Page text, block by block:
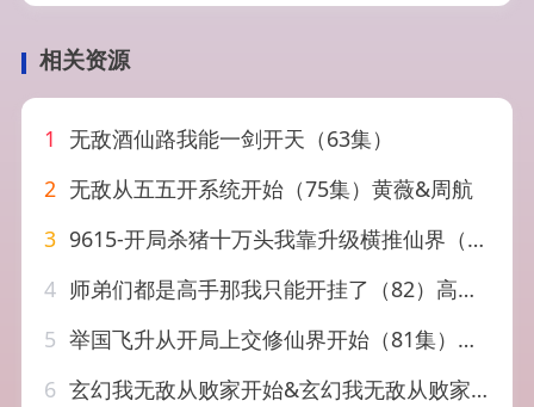
相关资源
1
无敌酒仙路我能一剑开天（63集）
2 无敌从五五开系统开始（75集）黄薇&周航
3 9615-开局杀猪十万头我靠升级横推仙界（80集）仙侠剧
4 师弟们都是高手那我只能开挂了（82）高广泽&林惠
5 举国飞升从开局上交修仙界开始（81集）王家霖&李汶轩
6 玄幻我无敌从败家开始&玄幻我无敌从败家开始（80集）